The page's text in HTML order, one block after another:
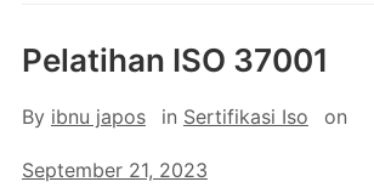
Pelatihan ISO 37001
By ibnu japos in Sertifikasi Iso on
September 21, 2023